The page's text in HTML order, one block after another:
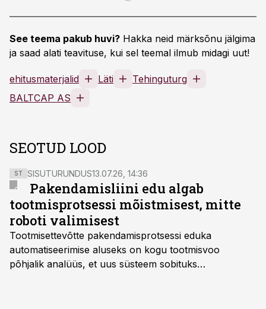
See teema pakub huvi? Hakka neid märksõnu jälgima
ja saad alati teavituse, kui sel teemal ilmub midagi uut!
ehitusmaterjalid Läti
Tehinguturg
BALTCAP AS
SEOTUD LOOD
ST SISUTURUNDUS13.07.26, 14:36
Pakendamisliini edu algab
tootmisprotsessi mõistmisest, mitte
roboti valimisest
Tootmisettevõtte pakendamisprotsessi eduka
automatiseerimise aluseks on kogu tootmisvoo
põhjalik analüüs, et uus süsteem sobituks